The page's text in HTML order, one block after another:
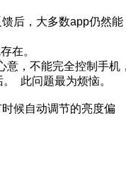
后，大多数app仍然能
在。
，不能完全控制手机
此问题最为烦恼。
候自动调节的亮度偏